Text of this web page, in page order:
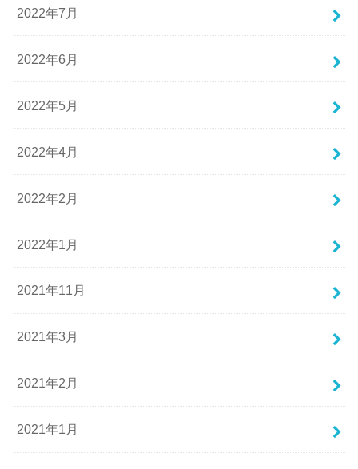
2022年7月
2022年6月
2022年5月
2022年4月
2022年2月
2022年1月
2021年11月
2021年3月
2021年2月
2021年1月